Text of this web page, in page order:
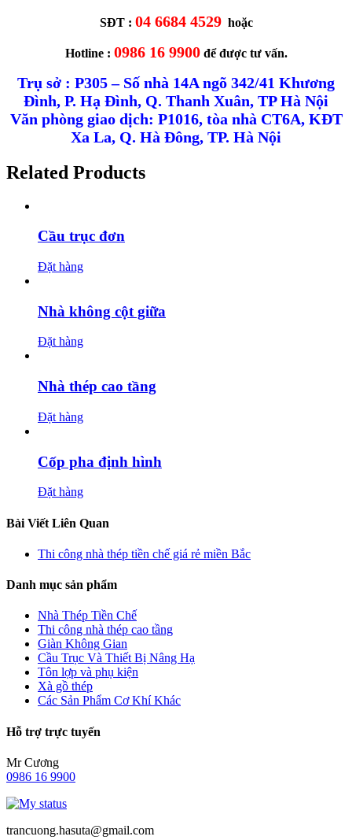
SĐT : 04 6684 4529hoặc
Hotline : 0986 16 9900để được tư vấn.
Trụ sở : P305 – Số nhà 14A ngõ 342/41 Khương
Đình, P. Hạ Đình, Q. Thanh Xuân, TP Hà Nội
Văn phòng giao dịch: P1016, tòa nhà CT6A, KĐT
Xa La, Q. Hà Đông, TP. Hà Nội
Related Products
Cầu trục đơn
Đặt hàng
Nhà không cột giữa
Đặt hàng
Nhà thép cao tầng
Đặt hàng
Cốp pha định hình
Đặt hàng
Bài Viết Liên Quan
Thi công nhà thép tiền chế giá rẻ miền Bắc
Danh mục sản phẩm
Nhà Thép Tiền Chế
Thi công nhà thép cao tầng
Giàn Không Gian
Cầu Trục Và Thiết Bị Nâng Hạ
Tôn lợp và phụ kiện
Xà gồ thép
Các Sản Phẩm Cơ Khí Khác
Hỗ trợ trực tuyến
Mr Cương
0986 16 9900
trancuong.hasuta@gmail.com